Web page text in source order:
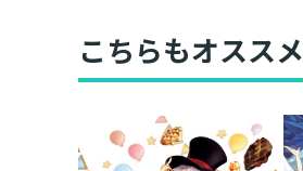
こちらもオススメ